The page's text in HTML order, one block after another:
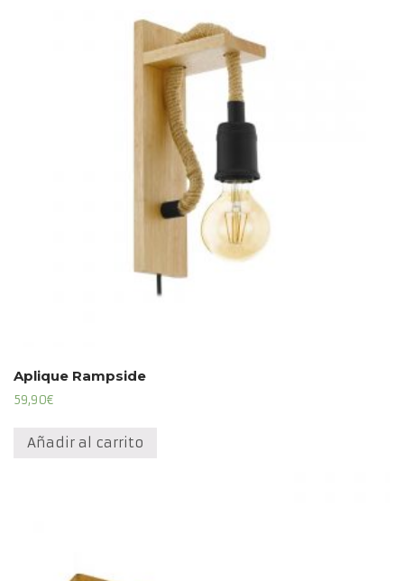
Aplique Rampside
59,90€
Añadir al carrito